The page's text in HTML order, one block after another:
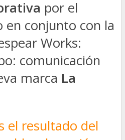
por el
en conjunto con la
Works:
comunicación
marca La
el resultado del